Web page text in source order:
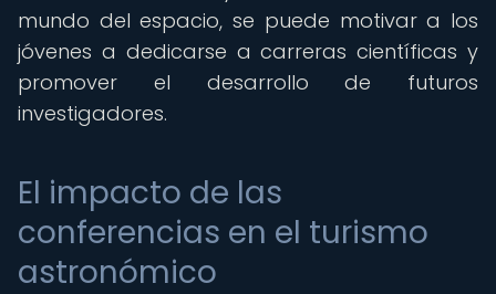
mundo del espacio, se puede motivar a los
jóvenes a dedicarse a carreras científicas y
promover el desarrollo de futuros
investigadores.
El impacto de las
conferencias en el turismo
astronómico